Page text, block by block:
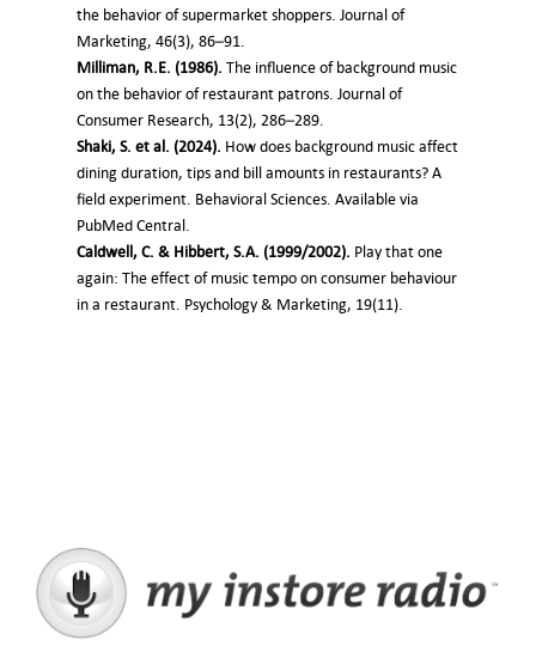
the behavior of supermarket shoppers. Journal of
Marketing, 46(3), 86–91.
Milliman, R.E. (1986). The influence of background music
on the behavior of restaurant patrons. Journal of
Consumer Research, 13(2), 286–289.
Shaki, S. et al. (2024). How does background music affect
dining duration, tips and bill amounts in restaurants? A
field experiment. Behavioral Sciences. Available via
PubMed Central.
Caldwell, C. & Hibbert, S.A. (1999/2002). Play that one
again: The effect of music tempo on consumer behaviour
in a restaurant. Psychology & Marketing, 19(11).